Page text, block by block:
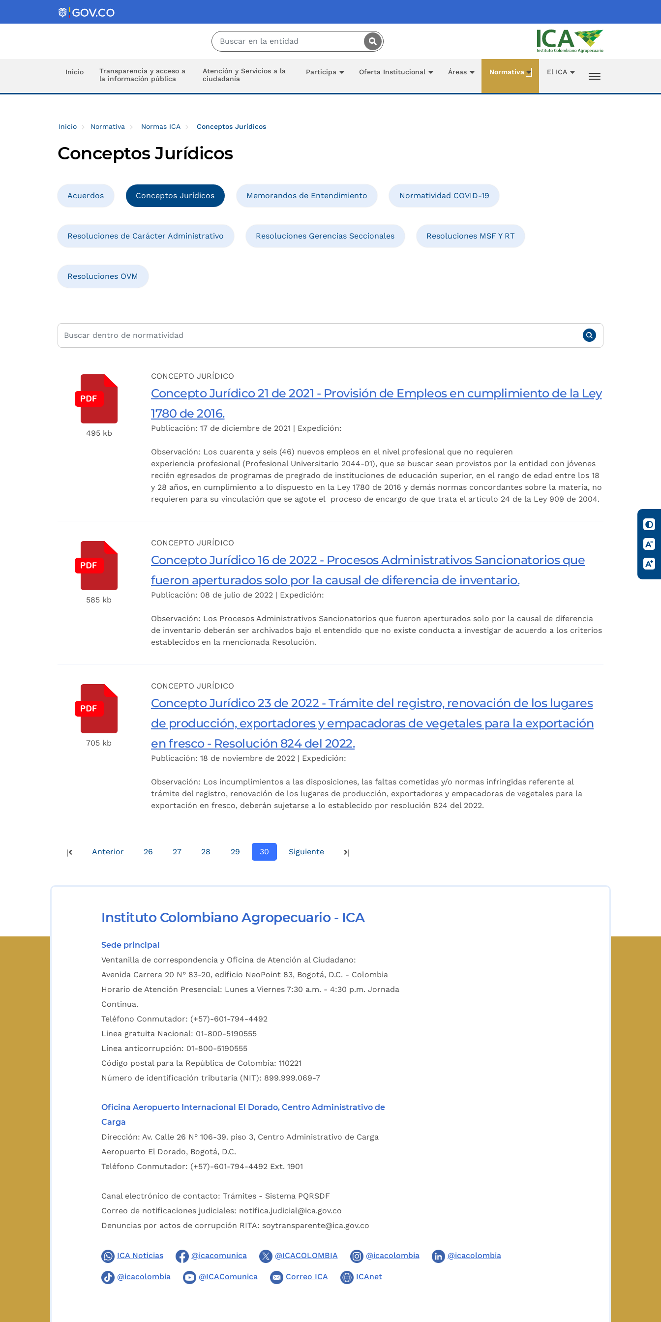
Inicio
Transparencia y acceso a
la información pública
Atención y Servicios a la
ciudadanía
Participa Oferta Institucional Áreas Normativa El ICA
Inicio Normativa Normas ICA Conceptos Jurídicos
Conceptos Jurídicos
Acuerdos Conceptos Jurídicos Memorandos de Entendimiento Normatividad COVID-19
Resoluciones de Carácter Administrativo Resoluciones Gerencias Seccionales Resoluciones MSF Y RT
Resoluciones OVM
495 kb
CONCEPTO JURÍDICO
Concepto Jurídico 21 de 2021 - Provisión de Empleos en cumplimiento de la Ley
1780 de 2016.
Publicación: 17 de diciembre de 2021 | Expedición:
Observación: Los cuarenta y seis (46) nuevos empleos en el nivel profesional que no requieren
experiencia profesional (Profesional Universitario 2044-01), que se buscar sean provistos por la entidad con jóvenes
recién egresados de programas de pregrado de instituciones de educación superior, en el rango de edad entre los 18
y 28 años, en cumplimiento a lo dispuesto en la Ley 1780 de 2016 y demás normas concordantes sobre la materia, no
requieren para su vinculación que se agote el proceso de encargo de que trata el artículo 24 de la Ley 909 de 2004.
585 kb
CONCEPTO JURÍDICO
Concepto Jurídico 16 de 2022 - Procesos Administrativos Sancionatorios que
fueron aperturados solo por la causal de diferencia de inventario.
Publicación: 08 de julio de 2022 | Expedición:
Observación: Los Procesos Administrativos Sancionatorios que fueron aperturados solo por la causal de diferencia
de inventario deberán ser archivados bajo el entendido que no existe conducta a investigar de acuerdo a los criterios
establecidos en la mencionada Resolución.
705 kb
CONCEPTO JURÍDICO
Concepto Jurídico 23 de 2022 - Trámite del registro, renovación de los lugares
de producción, exportadores y empacadoras de vegetales para la exportación
en fresco - Resolución 824 del 2022.
Publicación: 18 de noviembre de 2022 | Expedición:
Observación: Los incumplimientos a las disposiciones, las faltas cometidas y/o normas infringidas referente al
trámite del registro, renovación de los lugares de producción, exportadores y empacadoras de vegetales para la
exportación en fresco, deberán sujetarse a lo establecido por resolución 824 del 2022.
| Anterior 26 27 28 29 30 Siguiente |
Instituto Colombiano Agropecuario - ICA
Sede principal
Ventanilla de correspondencia y Oficina de Atención al Ciudadano:
Avenida Carrera 20 N° 83-20, edificio NeoPoint 83, Bogotá, D.C. - Colombia
Horario de Atención Presencial: Lunes a Viernes 7:30 a.m. - 4:30 p.m. Jornada
Continua.
Teléfono Conmutador: (+57)-601-794-4492
Linea gratuita Nacional: 01-800-5190555
Línea anticorrupción: 01-800-5190555
Código postal para la República de Colombia: 110221
Número de identificación tributaria (NIT): 899.999.069-7
Oficina Aeropuerto Internacional El Dorado, Centro Administrativo de
Carga
Dirección: Av. Calle 26 N° 106-39. piso 3, Centro Administrativo de Carga
Aeropuerto El Dorado, Bogotá, D.C.
Teléfono Conmutador: (+57)-601-794-4492 Ext. 1901
Canal electrónico de contacto: Trámites - Sistema PQRSDF
Correo de notificaciones judiciales: notifica.judicial@ica.gov.co
Denuncias por actos de corrupción RITA: soytransparente@ica.gov.co
ICA Noticias @icacomunica @ICACOLOMBIA @icacolombia @icacolombia
@icacolombia @ICAComunica Correo ICA ICAnet